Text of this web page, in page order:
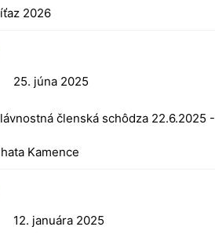
2026
25. júna 2025
júna
členská schôdza 22.6.2025 -
Kamence
12. januára 2025